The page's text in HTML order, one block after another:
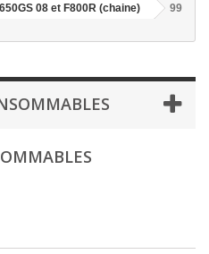
08 et F800R (chaine)
99